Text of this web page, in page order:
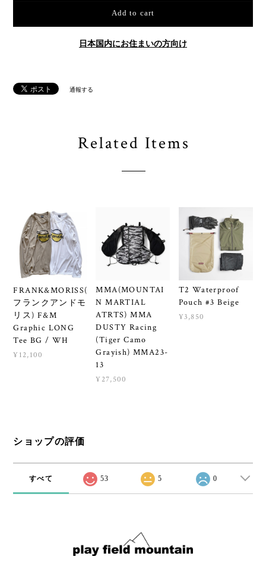
Add to cart
日本国内にお住まいの方向け
通報する
Related Items
FRANK&MORISS(
フランクアンドモ
リス) F&M
Graphic LONG
Tee BG / WH
¥12,100
MMA(MOUNTAI
N MARTIAL
ATRTS) MMA
DUSTY Racing
(Tiger Camo
Grayish) MMA23-
13
¥27,500
T2 Waterproof
Pouch #3 Beige
¥3,850
ショップの評価
すべて 53 5 0